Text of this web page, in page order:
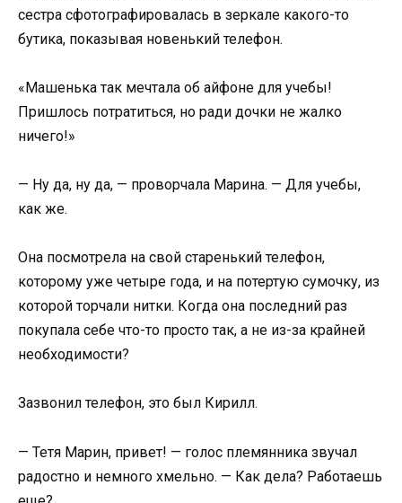
сестра сфотографировалась в зеркале какого-то
бутика, показывая новенький телефон.
«Машенька так мечтала об айфоне для учебы!
Пришлось потратиться, но ради дочки не жалко
ничего!»
— Ну да, ну да, — проворчала Марина. — Для учебы,
как же.
Она посмотрела на свой старенький телефон,
которому уже четыре года, и на потертую сумочку, из
которой торчали нитки. Когда она последний раз
покупала себе что-то просто так, а не из-за крайней
необходимости?
Зазвонил телефон, это был Кирилл.
— Тетя Марин, привет! — голос племянника звучал
радостно и немного хмельно. — Как дела? Работаешь